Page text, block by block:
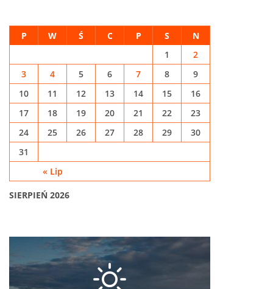
SIERPIEŃ 2026
P W Ś C P S N
« Lip
1
2
3
4 5 6 7 8
9
10
11 12 13 14 15
16
17
18 19 20 21 22
23
24
25 26 27 28 29
30
31